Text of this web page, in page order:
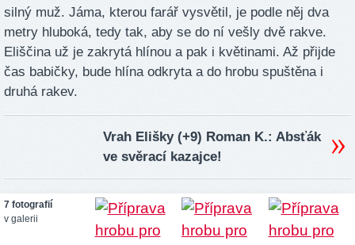
silný muž. Jáma, kterou farář vysvětil, je podle něj dva
metry hluboká, tedy tak, aby se do ní vešly dvě rakve.
Eliščina už je zakrytá hlínou a pak i květinami. Až přijde
čas babičky, bude hlína odkryta a do hrobu spuštěna i
druhá rakev.
Vrah Elišky (+9) Roman K.: Absťák
ve svěrací kazajce!
7 fotografií
v galerii